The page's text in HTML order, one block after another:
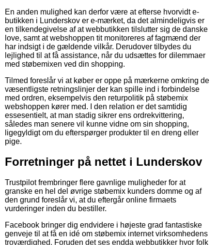
En anden mulighed kan derfor være at efterse hvorvidt e-
butikken i Lunderskov er e-mærket, da det almindeligvis er
en tilkendegivelse af at webbutikken tilslutter sig de danske
love, samt at webshoppen tit monitoreres af fagmænd der
har indsigt i de gældende vilkår. Derudover tilbydes du
lejlighed til at få assistance, når du udsættes for dilemmaer
med støbemixen ved din shopping.
Tilmed foreslår vi at køber er oppe på mærkerne omkring de
væsentligste retningslinjer der kan spille ind i forbindelse
med ordren, eksempelvis den returpolitik på støbemix
webshoppen kører med. I den relation er det samtidig
essesentielt, at man stadig sikrer ens ordrekvittering,
således man senere vil kunne vidne om sin shopping,
ligegyldigt om du efterspørger produkter til en dreng eller
pige.
Forretninger på nettet i Lunderskov
Trustpilot frembringer flere gavnlige muligheder for at
granske en hel del øvrige støbemix kunders domme og af
den grund foreslår vi, at du eftergår online firmaets
vurderinger inden du bestiller.
Facebook bringer dig endvidere i højeste grad fantastiske
genveje til at få en idé om støbemix internet virksomhedens
troværdighed. Foruden det ses endda webbutikker hvor folk